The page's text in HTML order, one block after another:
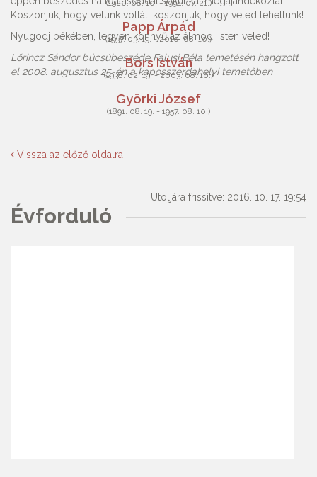
Köszönjük, hogy velünk voltál, köszönjük, hogy veled lehettünk!
Nyugodj békében, legyen könnyű az álmod! Isten veled!
Lőrincz Sándor búcsúbeszéde Falusi Béla temetésén hangzott
el 2008. augusztus 25-én a kaposszerdahelyi temetőben
Vissza az előző oldalra
Utoljára frissítve: 2016. 10. 17. 19:54
Évforduló
(1920. 08. 10. - 1994. 07. 21.)
Papp Árpád
(1937. 03. 19. - 2010. 08. 10.)
Bors István
(1938. 02. 19. - 2003. 08. 10.)
Györki József
(1891. 08. 19. - 1957. 08. 10.)